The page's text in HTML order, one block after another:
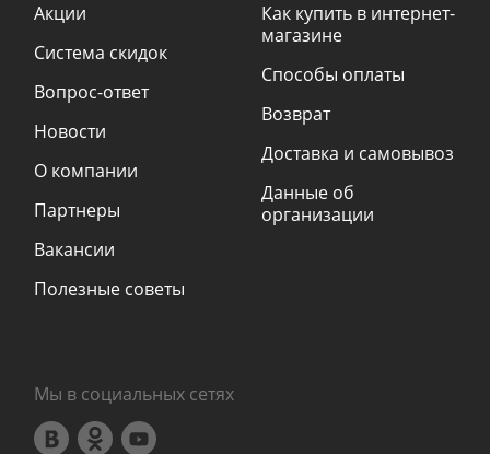
Акции
Система скидок
Вопрос-ответ
Новости
О компании
Партнеры
Вакансии
Полезные советы
Как купить в интернет-
магазине
Способы оплаты
Возврат
Доставка и самовывоз
Данные об
организации
Мы в социальных сетях